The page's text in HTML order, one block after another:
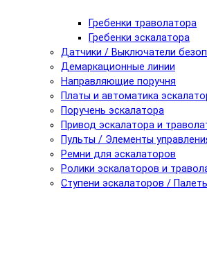
Гребенки траволатора
Гребенки эскалатора
Датчики / Выключатели
Демаркационные линии
Направляющие поручня
Платы и автоматика
Поручень эскалатора
Привод эскалатора и
Пульты / Элементы
Ремни для эскалаторов
Ролики эскалаторов и
Ступени эскалаторов /